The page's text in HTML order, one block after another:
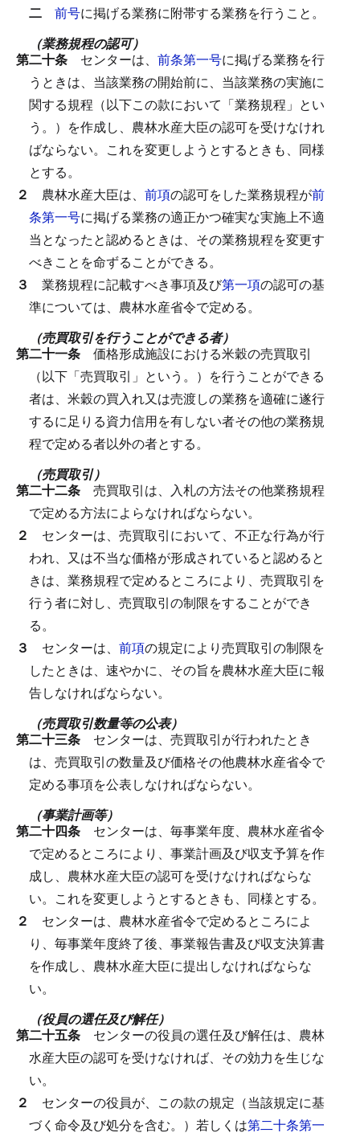
二 前号に掲げる業務に附帯する業務を行うこと。
（業務規程の認可）
第二十条 センターは、 前条第一号に掲げる業務を行
うときは、当該業務の開始前に、当該業務の実施に
関する規程（以下この款において「業務規程」とい
う。）を作成し、農林水産大臣の認可を受けなけれ
ばならない。 これを変更しようとするときも、同様
とする。
２ 農林水産大臣は、 前項の認可をした業務規程が前
条第一号に掲げる業務の適正かつ確実な実施上不適
当となったと認めるときは、その業務規程を変更す
べきことを命ずることができる。
３ 業務規程に記載すべき事項及び第一項の認可の基
準については、農林水産省令で定める。
（売買取引を行うことができる者）
第二十一条 価格形成施設における米穀の売買取引
（以下「売買取引」という。）を行うことができる
者は、米穀の買入れ又は売渡しの業務を適確に遂行
するに足りる資力信用を有しない者その他の業務規
程で定める者以外の者とする。
（売買取引）
第二十二条 売買取引は、入札の方法その他業務規程
で定める方法によらなければならない。
２ センターは、売買取引において、不正な行為が行
われ、又は不当な価格が形成されていると認めると
きは、業務規程で定めるところにより、売買取引を
行う者に対し、売買取引の制限をすることができ
る。
３ センターは、 前項の規定により売買取引の制限を
したときは、速やかに、その旨を農林水産大臣に報
告しなければならない。
（売買取引数量等の公表）
第二十三条 センターは、売買取引が行われたとき
は、売買取引の数量及び価格その他農林水産省令で
定める事項を公表しなければならない。
（事業計画等）
第二十四条 センターは、毎事業年度、農林水産省令
で定めるところにより、事業計画及び収支予算を作
成し、農林水産大臣の認可を受けなければならな
い。 これを変更しようとするときも、同様とする。
２ センターは、農林水産省令で定めるところによ
り、毎事業年度終了後、事業報告書及び収支決算書
を作成し、農林水産大臣に提出しなければならな
い。
（役員の選任及び解任）
第二十五条 センターの役員の選任及び解任は、農林
水産大臣の認可を受けなければ、その効力を生じな
い。
２ センターの役員が、この款の規定（当該規定に基
づく命令及び処分を含む。）若しくは第二十条第一